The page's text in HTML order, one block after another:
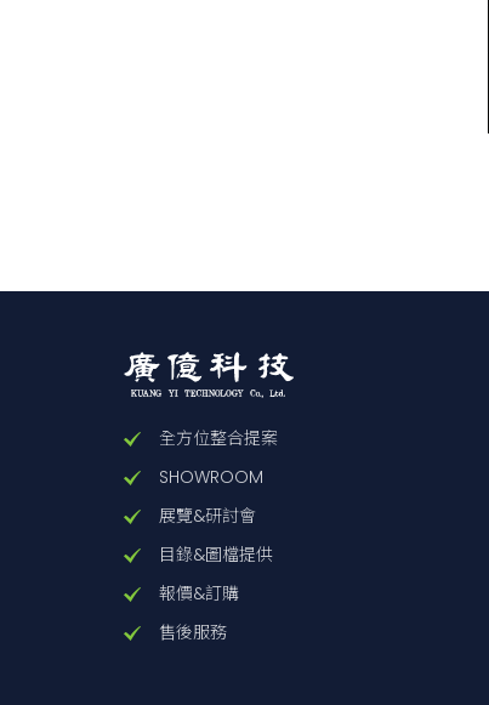
全方位整合提案
SHOWROOM
展覽&研討會
目錄&圖檔提供
報價&訂購
售後服務